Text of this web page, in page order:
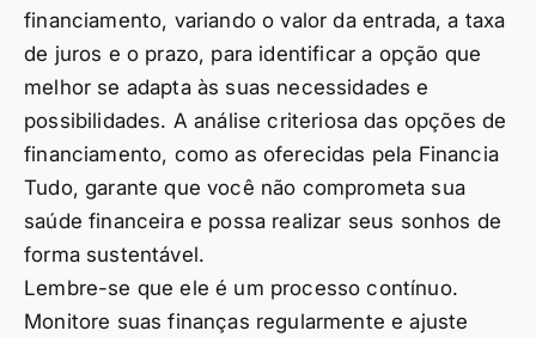
financiamento, variando o valor da entrada, a taxa
de juros e o prazo, para identificar a opção que
melhor se adapta às suas necessidades e
possibilidades. A análise criteriosa das opções de
financiamento, como as oferecidas pela Financia
Tudo, garante que você não comprometa sua
saúde financeira e possa realizar seus sonhos de
forma sustentável.
Lembre-se que ele é um processo contínuo.
Monitore suas finanças regularmente e ajuste